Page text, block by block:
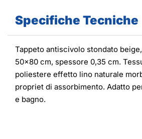
Specifiche Tecniche
Tappeto antiscivolo stondato
50x80 cm, spessore 0,35 cm.
poliestere effetto lino naturale
propriet di assorbimento. Adatto
e bagno.